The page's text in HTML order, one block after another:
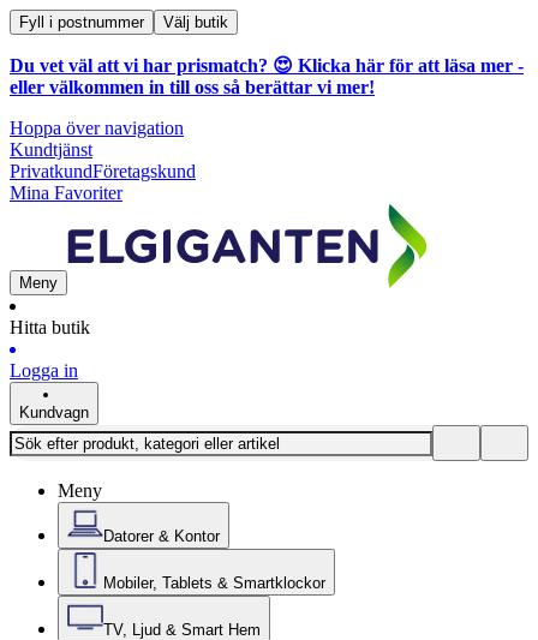
Fyll i postnummer Välj butik
Du vet väl att vi har prismatch? 😍 Klicka här för att läsa mer -
eller välkommen in till oss så berättar vi mer!
Hoppa över navigation
Kundtjänst
PrivatkundFöretagskund
Mina Favoriter
Meny
Hitta butik
Logga in
Kundvagn
Meny
Datorer & Kontor
Mobiler, Tablets & Smartklockor
TV, Ljud & Smart Hem